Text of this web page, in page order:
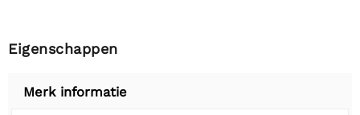
Eigenschappen
Merk informatie